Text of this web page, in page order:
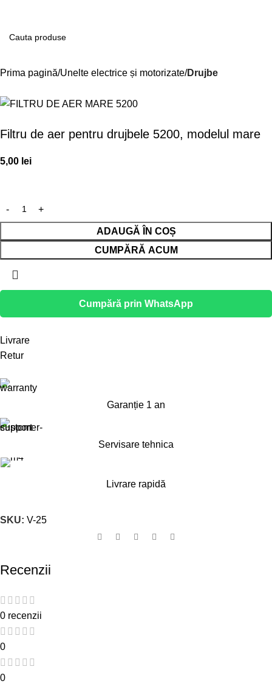
Prima pagină Unelte electrice și motorizate Drujbe
Filtru de aer pentru drujbele 5200, modelul mare
5,00 lei
ADAUGĂ ÎN COȘ
CUMPĂRĂ ACUM
Cumpără prin WhatsApp
Livrare
Retur
Garanție 1 an
Servisare tehnica
Livrare rapidă
SKU: V-25
Recenzii
0 recenzii
0
0